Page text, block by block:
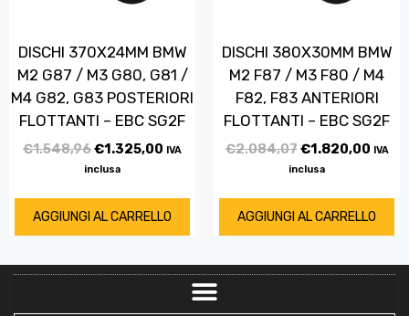
DISCHI 370X24MM BMW
M2 G87 / M3 G80, G81 /
M4 G82, G83 POSTERIORI
FLOTTANTI – EBC SG2F
€1.548,96€1.325,00 IVA
inclusa
AGGIUNGI AL CARRELLO
DISCHI 380X30MM BMW
M2 F87 / M3 F80 / M4
F82, F83 ANTERIORI
FLOTTANTI – EBC SG2F
€2.084,07€1.820,00 IVA
inclusa
AGGIUNGI AL CARRELLO